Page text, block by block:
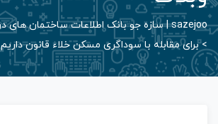
sazejoo | سازه جو بانک اطلاعات ساختمان های در حال ساخت
>برای مقابله با سوداگری مسکن خلاء قانون داریم